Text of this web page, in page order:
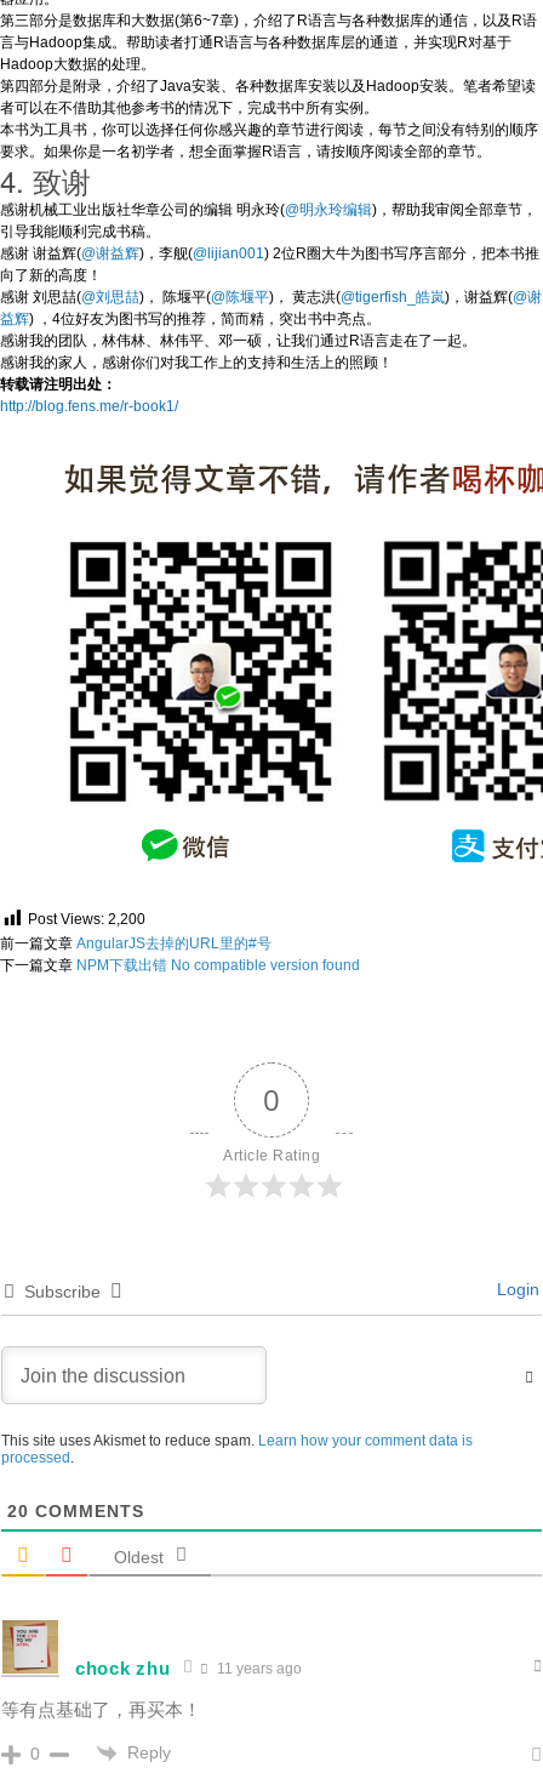
第三部分是数据库和大数据(第6~7章)，介绍了R语言与各种数据库的通信，以及R语
言与Hadoop集成。帮助读者打通R语言与各种数据库层的通道，并实现R对基于
Hadoop大数据的处理。
第四部分是附录，介绍了Java安装、各种数据库安装以及Hadoop安装。笔者希望读
者可以在不借助其他参考书的情况下，完成书中所有实例。
本书为工具书，你可以选择任何你感兴趣的章节进行阅读，每节之间没有特别的顺序
要求。如果你是一名初学者，想全面掌握R语言，请按顺序阅读全部的章节。
4. 致谢
感谢机械工业出版社华章公司的编辑 明永玲(@明永玲编辑)，帮助我审阅全部章节，
引导我能顺利完成书稿。
感谢 谢益辉(@谢益辉)，李舰(@lijian001) 2位R圈大牛为图书写序言部分，把本书推
向了新的高度！
感谢 刘思喆(@刘思喆)， 陈堰平(@陈堰平)， 黄志洪(@tigerfish_皓岚)，谢益辉(@谢
益辉) ，4位好友为图书写的推荐，简而精，突出书中亮点。
感谢我的团队，林伟林、林伟平、邓一硕，让我们通过R语言走在了一起。
感谢我的家人，感谢你们对我工作上的支持和生活上的照顾！
转载请注明出处：
http://blog.fens.me/r-book1/
Post Views: 2,200
前一篇文章 AngularJS去掉的URL里的#号
下一篇文章 NPM下载出错 No compatible version found
0
Article Rating
Subscribe Login
This site uses Akismet to reduce spam. Learn how your comment data is
processed .
20 COMMENTS
Oldest
chock zhu 11 years ago
等有点基础了，再买本！
0 Reply